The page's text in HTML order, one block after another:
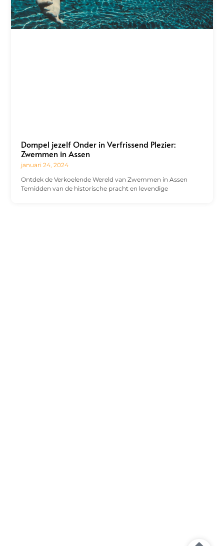
Dompel jezelf Onder in Verfrissend Plezier:
Zwemmen in Assen
januari 24, 2024
Ontdek de Verkoelende Wereld van Zwemmen in Assen
Temidden van de historische pracht en levendige